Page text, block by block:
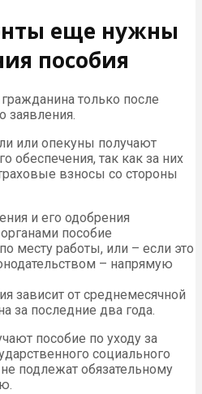
еще нужны
пособия
только после
заявления.
или опекуны получают
обеспечения, так как за них
взносы со стороны
и его одобрения
пособие
месту работы, или – если это
– напрямую
зависит от среднемесячной
за последние два года.
пособие по уходу за
социального
подлежат обязательному